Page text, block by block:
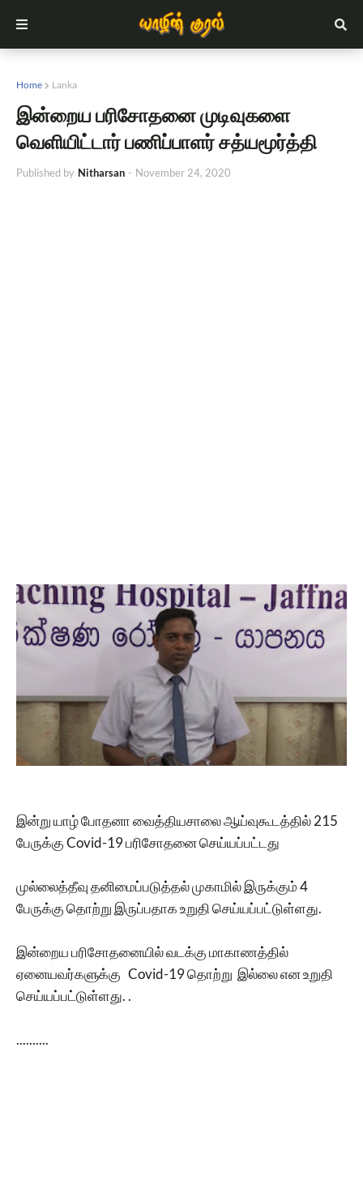
Home Lanka
இன்றைய பரிசோதனை முடிவுகளை
வெளியிட்டார் பணிப்பாளர் சத்யமூர்த்தி
Published by Nitharsan - November 24, 2020
இன்று யாழ் போதனா வைத்தியசாலை ஆய்வுகூடத்தில் 215
பேருக்கு Covid-19 பரிசோதனை செய்யப்பட்டது
முல்லைத்தீவு தனிமைப்படுத்தல் முகாமில் இருக்கும் 4
பேருக்கு தொற்று இருப்பதாக உறுதி செய்யப்பட்டுள்ளது.
இன்றைய பரிசோதனையில் வடக்கு மாகாணத்தில்
ஏனையவர்களுக்கு Covid-19 தொற்று இல்லை என உறுதி
செய்யப்பட்டுள்ளது. .
..........